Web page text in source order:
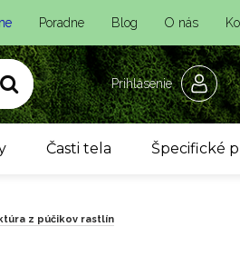
Poradne Blog O nás
Prihlásenie
Časti tela Špecifické
z púčikov rastlín